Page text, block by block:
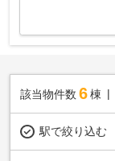
該当物件数 6棟
駅で絞り込む